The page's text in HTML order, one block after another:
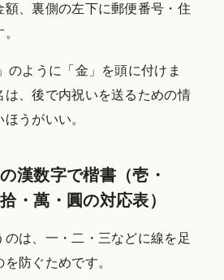
額、裏側の左下に郵便番号・住
のように「金」を頭に付けま
は、後で内祝いを送るための情
うがいい。
漢数字で楷書（壱・
・萬・圓の対応表）
は、一・二・三などに線を足
防ぐためです。